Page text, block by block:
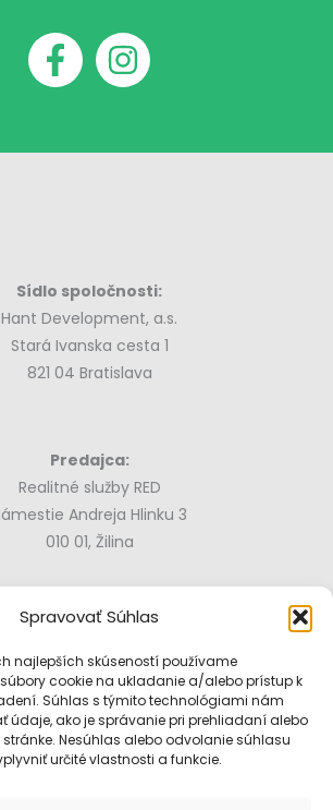
Spravovať Súhlas
najlepších skúseností používame
cookie na ukladanie a/alebo prístup k
Súhlas s týmito technológiami nám
údaje, ako je správanie pri prehliadaní alebo
stránke. Nesúhlas alebo odvolanie súhlasu
určité vlastnosti a funkcie.
Sídlo spoločnosti:
Hant Development, a.s.
Stará Ivanska cesta 1
821 04 Bratislava
Predajca:
Realitné služby RED
Andreja Hlinku 3
010 01, Žilina
tel.:0915 808 515
jablone.sk majú ilustračný charakter a
zodpovedať skutočnosti.